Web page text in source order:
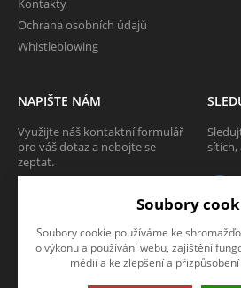
Ochrana osobních údajů
Whistleblowing
NAPIŠTE NÁM
Využijte náš kontaktní formulář
pro váš dotaz a nebojte se
zeptat.
sítích,
Soubory
Soubory cookie používáme ke
o výkonu a používání webu, zajištění
médií a ke zlepšení a